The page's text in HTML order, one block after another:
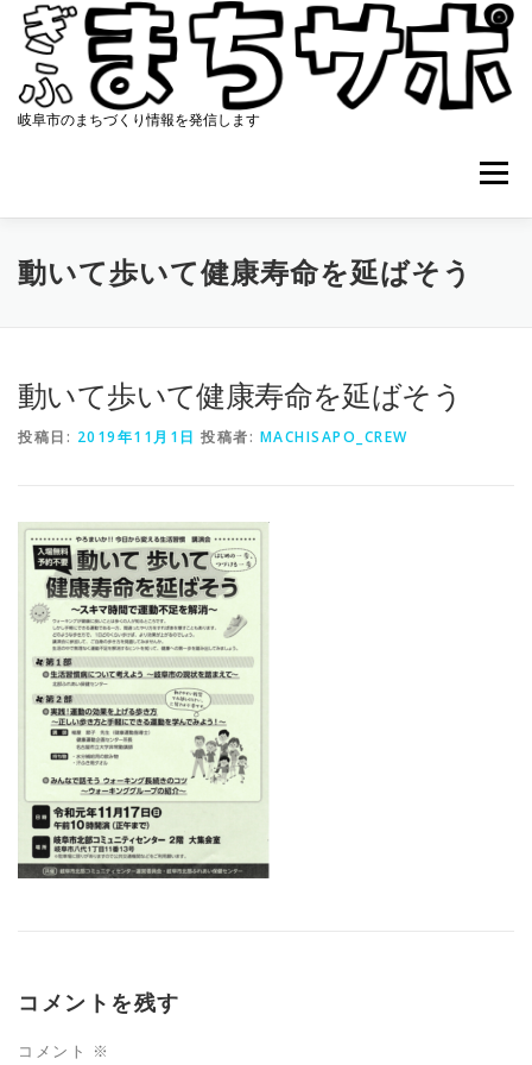
プ
岐阜市のまちづくり情報を発信します
メニュー
ホーム まちサポについて 協働のまちづくり
動いて歩いて健康寿命を延ばそう
動いて歩いて健康寿命を延ばそう
投稿日: 2019年11月1日 投稿者: MACHISAPO_CREW
コメントを残す
コメント ※